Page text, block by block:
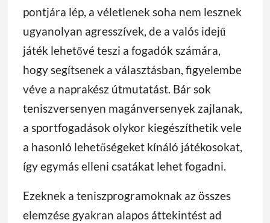
pontjára lép, a véletlenek soha nem lesznek
ugyanolyan agresszívek, de a valós idejű
játék lehetővé teszi a fogadók számára,
hogy segítsenek a választásban, figyelembe
véve a naprakész útmutatást. Bár sok
teniszversenyen magánversenyek zajlanak,
a sportfogadások olykor kiegészíthetik vele
a hasonló lehetőségeket kínáló játékosokat,
így egymás elleni csatákat lehet fogadni.
Ezeknek a teniszprogramoknak az összes
elemzése gyakran alapos áttekintést ad